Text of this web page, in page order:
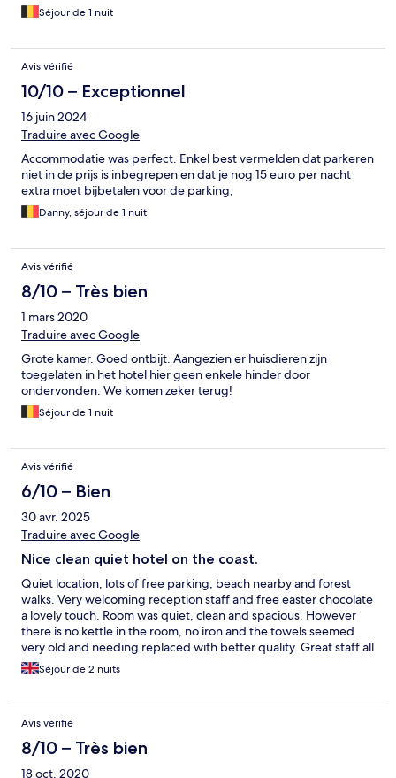
Séjour de 1 nuit
Avis vérifié
10/10 – Exceptionnel
16 juin 2024
Traduire avec Google
Accommodatie was perfect. Enkel best vermelden dat parkeren
niet in de prijs is inbegrepen en dat je nog 15 euro per nacht
extra moet bijbetalen voor de parking,
Danny, séjour de 1 nuit
Avis vérifié
8/10 – Très bien
1 mars 2020
Traduire avec Google
Grote kamer. Goed ontbijt. Aangezien er huisdieren zijn
toegelaten in het hotel hier geen enkele hinder door
ondervonden. We komen zeker terug!
Séjour de 1 nuit
Avis vérifié
6/10 – Bien
30 avr. 2025
Traduire avec Google
Nice clean quiet hotel on the coast.
Quiet location, lots of free parking, beach nearby and forest
walks. Very welcoming reception staff and free easter chocolate
a lovely touch. Room was quiet, clean and spacious. However
there is no kettle in the room, no iron and the towels seemed
very old and needing replaced with better quality. Great staff all
around and breakfast caters for all tastes, especially9 loved the
make your own waffles.
Séjour de 2 nuits
Avis vérifié
8/10 – Très bien
18 oct. 2020